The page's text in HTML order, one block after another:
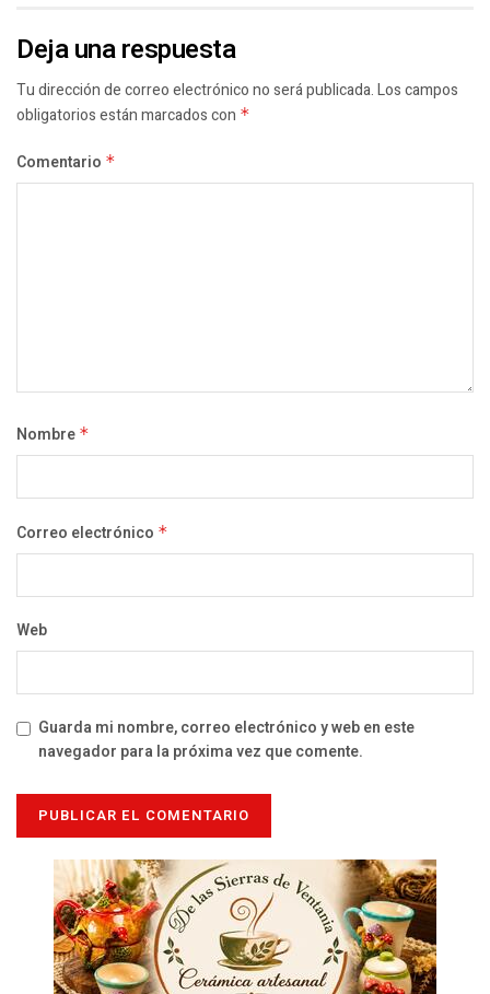
Deja una respuesta
Tu dirección de correo electrónico no será publicada.Los campos
obligatorios están marcados con *
Comentario *
Nombre *
Correo electrónico *
Web
Guarda mi nombre, correo electrónico y web en este
navegador para la próxima vez que comente.